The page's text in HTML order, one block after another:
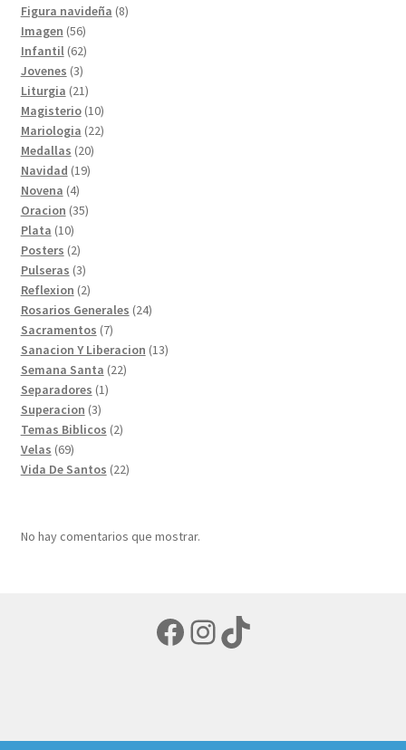
Figura navideña 88
Imagen 5656
productos
Infantil 6262
productos
Jovenes 33
productos
Liturgia 2121
productos
Magisterio 1010
productos
Mariologia 2222
Medallas 2020
productos
Navidad 1919
Novena 44
productos
Oracion 3535
Plata 1010
productos
Posters 22
productos
Pulseras 33
productos
Reflexion 22
productos
Rosarios Generales 2424
Sacramentos 77
productos
Sanacion Y Liberacion 1313
Semana Santa 2222
Separadores 11
Superacion 33
productos
Temas Biblicos 22
Velas 6969
productos
Vida De Santos 2222
No hay comentarios que mostrar.
Facebook
Instagram
TikTok